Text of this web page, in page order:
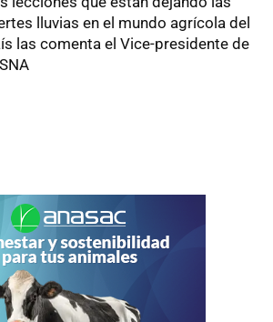
lluvias en el mundo agrícola del
las comenta el Vice-presidente de